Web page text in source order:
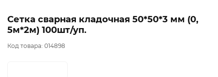
Сетка сварная кладочная 50*50*3 мм (0,
5м*2м) 100шт/уп.
Код товара: 014898